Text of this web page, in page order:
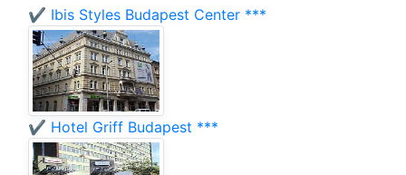
✔️ Ibis Styles Budapest Center ***
✔️ Hotel Griff Budapest ***